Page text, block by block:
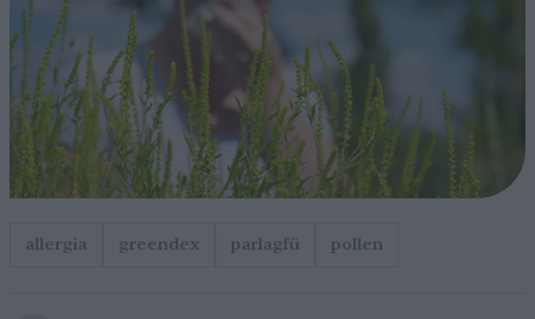
allergia greendex parlagfű pollen